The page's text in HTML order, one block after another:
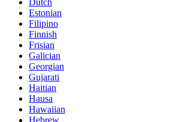
Dutch
Estonian
Filipino
Finnish
Frisian
Galician
Georgian
Gujarati
Haitian
Hausa
Hawaiian
Hebrew